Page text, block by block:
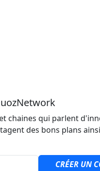
chaines qui parlent
des bons plans
CRÉER UN